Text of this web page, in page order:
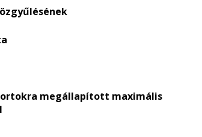
megállapított maximális